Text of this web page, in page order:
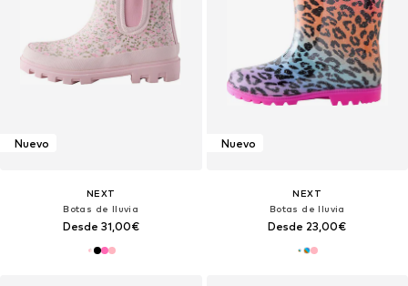
Nuevo
NEXT
Botas de lluvia
Desde 31,00€
Nuevo
NEXT
Botas de lluvia
Desde 23,00€